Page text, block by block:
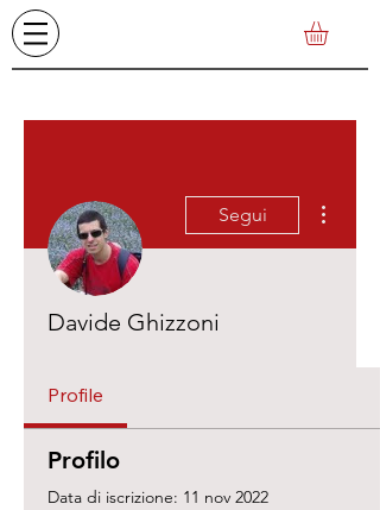
Segui
Davide Ghizzoni
Profile
Profilo
Data di iscrizione: 11 nov 2022